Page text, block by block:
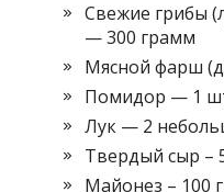
Свежие грибы
— 300 грамм
Мясной фарш
Помидор — 1
Лук — 2
Твердый сыр –
Майонез – 100